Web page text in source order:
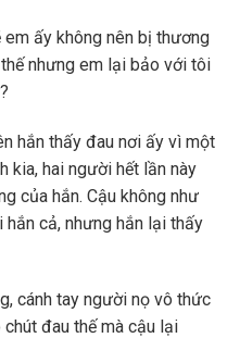
ấy không nên bị thương
nhưng em lại bảo với tôi
hắn thấy đau nơi ấy vì một
kia, hai người hết lần này
của hắn. Cậu không như
cả, nhưng hắn lại thấy
cánh tay người nọ vô thức
đau thế mà cậu lại